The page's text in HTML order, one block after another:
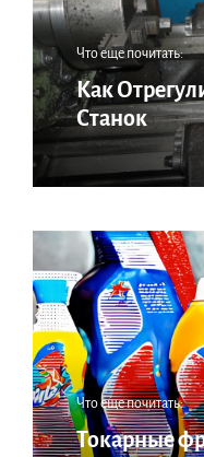
Что еще почитать:
Как
Станок
Что еще почитать:
Токарные